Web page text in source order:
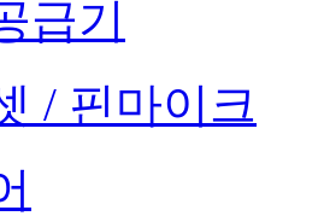
급기
/ 핀마이크